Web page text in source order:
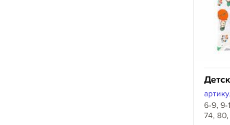
6-9, 9-
74,